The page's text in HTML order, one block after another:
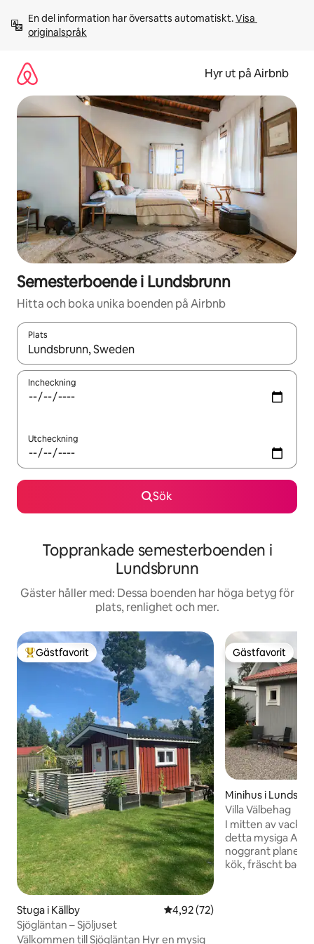
innehåll
En del information har översatts automatiskt. Visa
originalspråk
Hyr ut på Airbnb
Semesterboende i Lundsbrunn
Hitta och boka unika boenden på Airbnb
Plats
När resultaten är tillgängliga kan du navigera med upp- och
Incheckning
Utcheckning
Sök
Topprankade semesterboenden i
Lundsbrunn
Gäster håller med: Dessa boenden har höga betyg för
plats, renlighet och mer.
Populär gästfavorit
Gästfavorit
Stuga i Källby 4,92 av 5 i genomsnittligt
4,92 (72)
Sjögläntan – Sjöljuset
Välkommen till Sjögläntan Hyr en mysig
Gästfavorit
Gästfavorit
Minihus i
Villa Välbehag
I mitten av
detta mysiga
noggrant
kök, fräscht